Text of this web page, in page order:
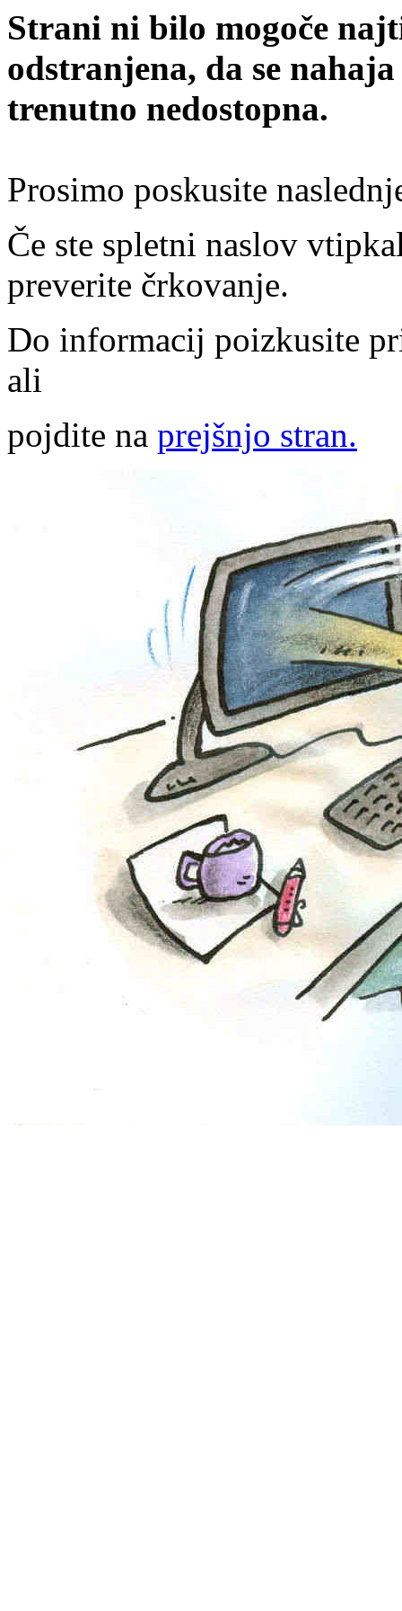
Strani ni bilo mogoče
odstranjena, da se
trenutno nedostopna.
Prosimo poskusite
Če ste spletni naslov
preverite črkovanje.
Do informacij poizkusite
ali
pojdite na prejšnjo stran.